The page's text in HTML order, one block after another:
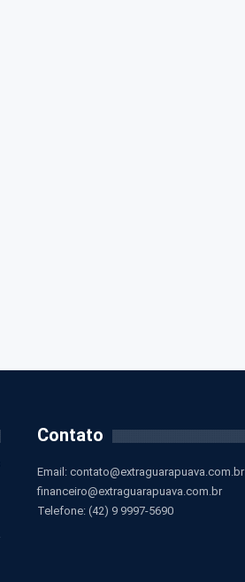
Contato
Email: contato@extraguarapuava.com.br
financeiro@extraguarapuava.com.br
Telefone: (42) 9 9997-5690